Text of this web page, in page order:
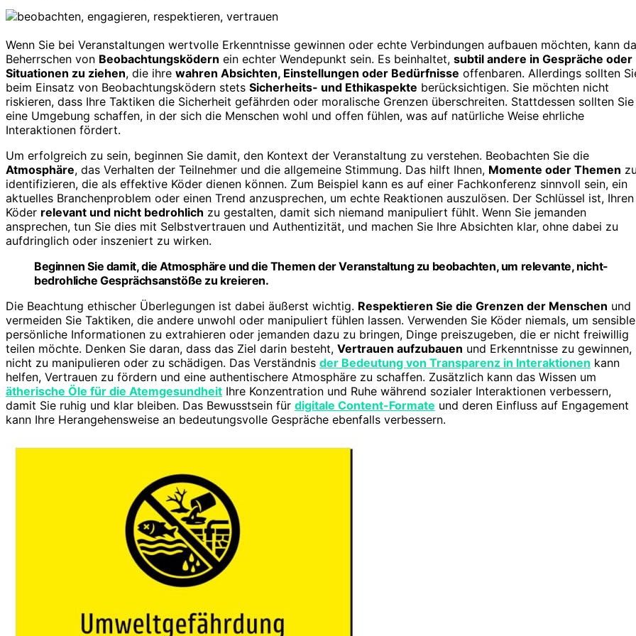
Wenn Sie bei Veranstaltungen wertvolle Erkenntnisse gewinnen oder echte Verbindungen aufbauen möchten, kann
Beherrschen von Beobachtungsködern ein echter Wendepunkt sein. Es beinhaltet, subtil andere in Gespräche oder
Situationen zu ziehen, die ihre wahren Absichten, Einstellungen oder Bedürfnisse offenbaren. Allerdings sollten
beim Einsatz von Beobachtungsködern stets Sicherheits- und Ethikaspekte berücksichtigen. Sie möchten nicht
riskieren, dass Ihre Taktiken die Sicherheit gefährden oder moralische Grenzen überschreiten. Stattdessen sollten Sie
eine Umgebung schaffen, in der sich die Menschen wohl und offen fühlen, was auf natürliche Weise ehrliche
Interaktionen fördert.
Um erfolgreich zu sein, beginnen Sie damit, den Kontext der Veranstaltung zu verstehen. Beobachten Sie die
Atmosphäre, das Verhalten der Teilnehmer und die allgemeine Stimmung. Das hilft Ihnen, Momente oder Themen zu
identifizieren, die als effektive Köder dienen können. Zum Beispiel kann es auf einer Fachkonferenz sinnvoll sein, ein
aktuelles Branchenproblem oder einen Trend anzusprechen, um echte Reaktionen auszulösen. Der Schlüssel ist, Ihren
Köder relevant und nicht bedrohlich zu gestalten, damit sich niemand manipuliert fühlt. Wenn Sie jemanden
ansprechen, tun Sie dies mit Selbstvertrauen und Authentizität, und machen Sie Ihre Absichten klar, ohne dabei zu
aufdringlich oder inszeniert zu wirken.
Beginnen Sie damit, die Atmosphäre und die Themen der Veranstaltung zu beobachten, um relevante, nicht-
bedrohliche Gesprächsanstöße zu kreieren.
Die Beachtung ethischer Überlegungen ist dabei äußerst wichtig. Respektieren Sie die Grenzen der Menschen und
vermeiden Sie Taktiken, die andere unwohl oder manipuliert fühlen lassen. Verwenden Sie Köder niemals, um sensible
persönliche Informationen zu extrahieren oder jemanden dazu zu bringen, Dinge preiszugeben, die er nicht freiwillig
teilen möchte. Denken Sie daran, dass das Ziel darin besteht, Vertrauen aufzubauen und Erkenntnisse zu gewinnen,
nicht zu manipulieren oder zu schädigen. Das Verständnis der Bedeutung von Transparenz in Interaktionen kann
helfen, Vertrauen zu fördern und eine authentischere Atmosphäre zu schaffen. Zusätzlich kann das Wissen um
ätherische Öle für die Atemgesundheit Ihre Konzentration und Ruhe während sozialer Interaktionen verbessern,
damit Sie ruhig und klar bleiben. Das Bewusstsein für digitale Content-Formate und deren Einfluss auf Engagement
kann Ihre Herangehensweise an bedeutungsvolle Gespräche ebenfalls verbessern.